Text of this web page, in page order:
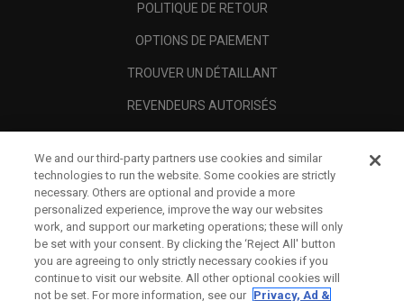
POLITIQUE DE RETOUR
OPTIONS DE PAIEMENT
TROUVER UN DÉTAILLANT
REVENDEURS AUTORISÉS
A PROPOS
MENTIONS LÉGALES
We and our third-party partners use cookies and similar
technologies to run the website. Some cookies are strictly
necessary. Others are optional and provide a more
personalized experience, improve the way our websites
work, and support our marketing operations; these will only
be set with your consent. By clicking the ‘Reject All' button
you are agreeing to only strictly necessary cookies if you
continue to visit our website. All other optional cookies will
not be set. For more information, see our Privacy, Ad &